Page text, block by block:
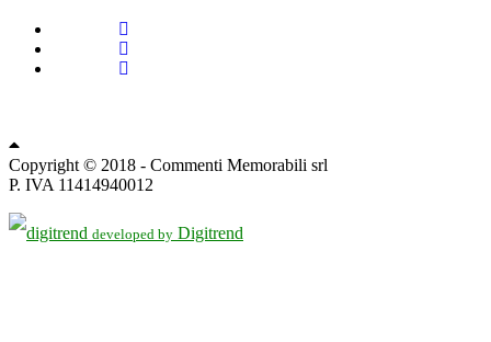
Copyright © 2018 - Commenti Memorabili srl
P. IVA 11414940012
developed by Digitrend